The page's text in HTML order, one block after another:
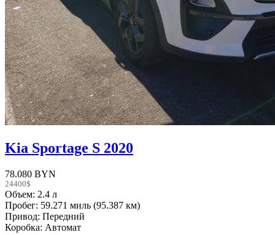
Kia Sportage S 2020
78.080 BYN
24400$
Объем: 2.4 л
Пробег: 59.271 миль (95.387 км)
Привод: Передний
Коробка: Автомат